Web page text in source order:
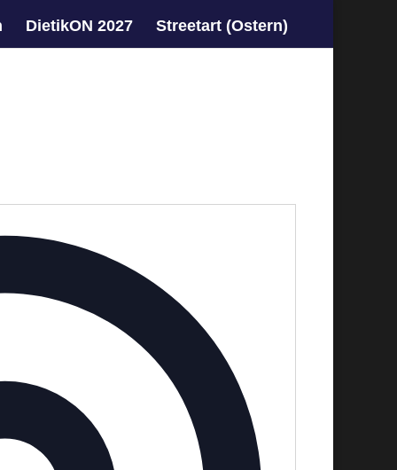
DietikON 2027 Streetart (Ostern)